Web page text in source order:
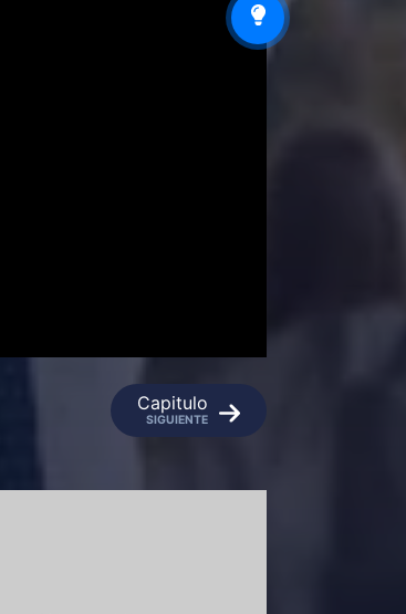
Capitulo
SIGUIENTE